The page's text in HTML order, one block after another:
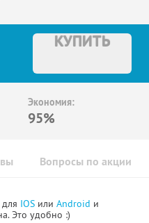
КУПИТЬ
Экономия:
95%
Вопросы по акции
IOS или Android и
Это удобно :)